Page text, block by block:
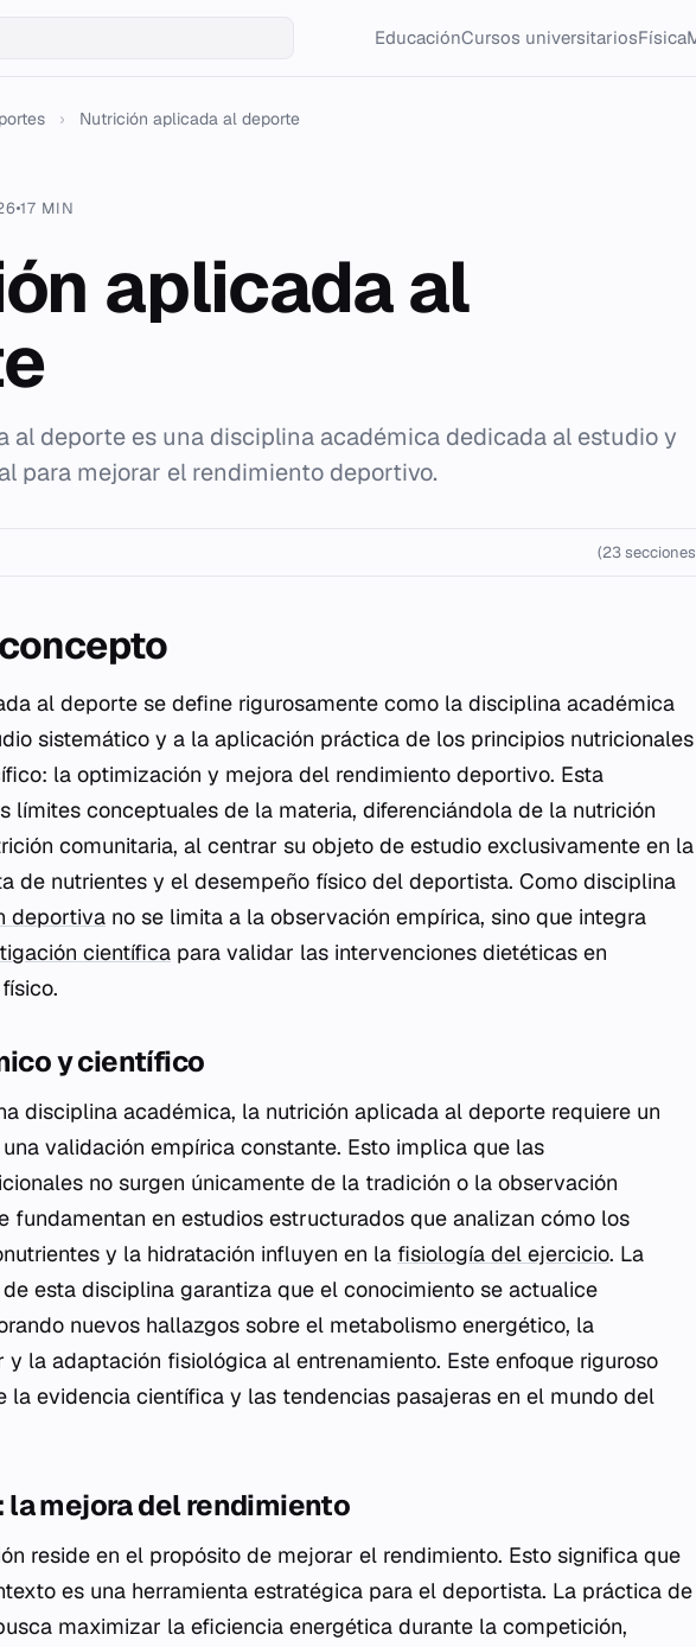
EducaciónCursos universitariosFísica
› Nutrición aplicada al deporte
17 MIN
aplicada al
al deporte es una disciplina académica dedicada al estudio y
para mejorar el rendimiento deportivo.
(23
al deporte se define rigurosamente como la disciplina académica
sistemático y a la aplicación práctica de los principios nutricionales
la optimización y mejora del rendimiento deportivo. Esta
límites conceptuales de la materia, diferenciándola de la nutrición
comunitaria, al centrar su objeto de estudio exclusivamente en la
de nutrientes y el desempeño físico del deportista. Como disciplina
deportiva no se limita a la observación empírica, sino que integra
científica para validar las intervenciones dietéticas en
y científico
disciplina académica, la nutrición aplicada al deporte requiere un
validación empírica constante. Esto implica que las
no surgen únicamente de la tradición o la observación
fundamentan en estudios estructurados que analizan cómo los
y la hidratación influyen en la fisiología del ejercicio. La
esta disciplina garantiza que el conocimiento se actualice
nuevos hallazgos sobre el metabolismo energético, la
y la adaptación fisiológica al entrenamiento. Este enfoque riguroso
la evidencia científica y las tendencias pasajeras en el mundo del
mejora del rendimiento
reside en el propósito de mejorar el rendimiento. Esto significa que
es una herramienta estratégica para el deportista. La práctica de
maximizar la eficiencia energética durante la competición,